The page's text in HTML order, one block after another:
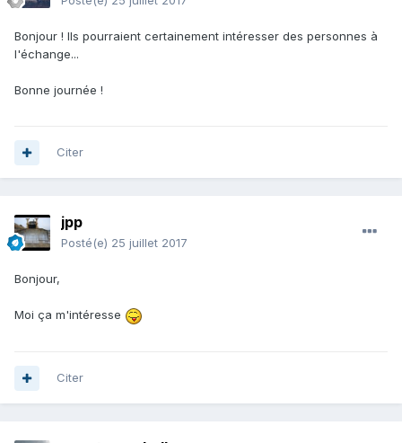
Bonjour ! Ils pourraient certainement intéresser des personnes à
l'échange...
Bonne journée !
Citer
jpp
Posté(e) 25 juillet 2017
Bonjour,
Moi ça m'intéresse
Citer